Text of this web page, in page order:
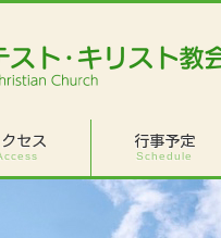
セス 行事予定
Schedule